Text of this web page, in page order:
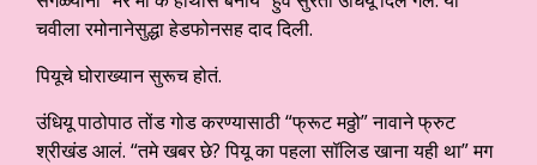
चवीला रमोनानेसुद्धा हेडफोनसह दाद दिली.
पियूचे घोराख्यान सुरूच होतं.
उंधियू पाठोपाठ तोंड गोड करण्यासाठी “फ्रूट मठ्ठो” नावाने फ्रुट
श्रीखंड आलं. “तमे खबर छे? पियू का पहला सॉलिड खाना यही था” मग